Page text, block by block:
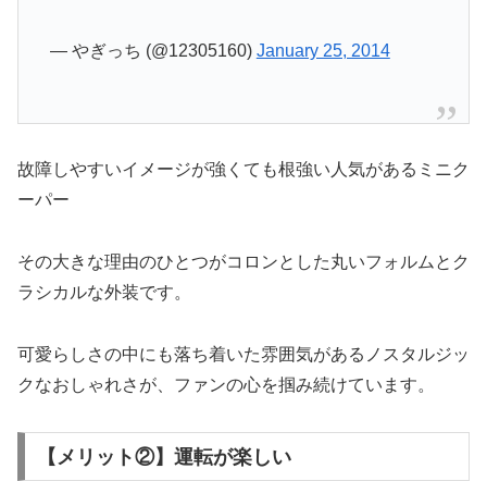
— やぎっち (@12305160) January 25, 2014
故障しやすいイメージが強くても根強い人気があるミニク
ーパー
その大きな理由のひとつがコロンとした丸いフォルムとク
ラシカルな外装です。
可愛らしさの中にも落ち着いた雰囲気があるノスタルジッ
クなおしゃれさが、ファンの心を掴み続けています。
【メリット②】運転が楽しい